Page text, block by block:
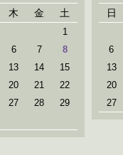
木 金 土
1
6 7
8
13 14
15
20 21
22
27 28
29
日
6
13
20
27